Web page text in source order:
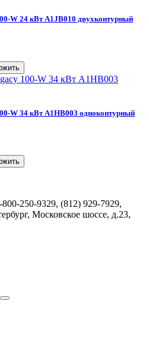
W 24 кВт A1JB010 двухконтурный
W 34 кВт A1HB003 одноконтурный
800-250-9329, (812) 929-7929,
Московское шоссе, д.23,